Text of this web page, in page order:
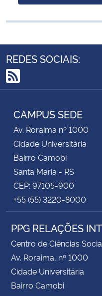
REDES SOCIAIS:
RSS
CAMPUS SEDE
Av. Roraima nº 1000
Cidade Universitária
Bairro Camobi
Santa Maria - RS
CEP: 97105-900
+55 (55) 3220-8000
PPG RELAÇÕES
Centro de Ciências
Av. Roraima, nº 1000
Cidade Universitária
Bairro Camobi